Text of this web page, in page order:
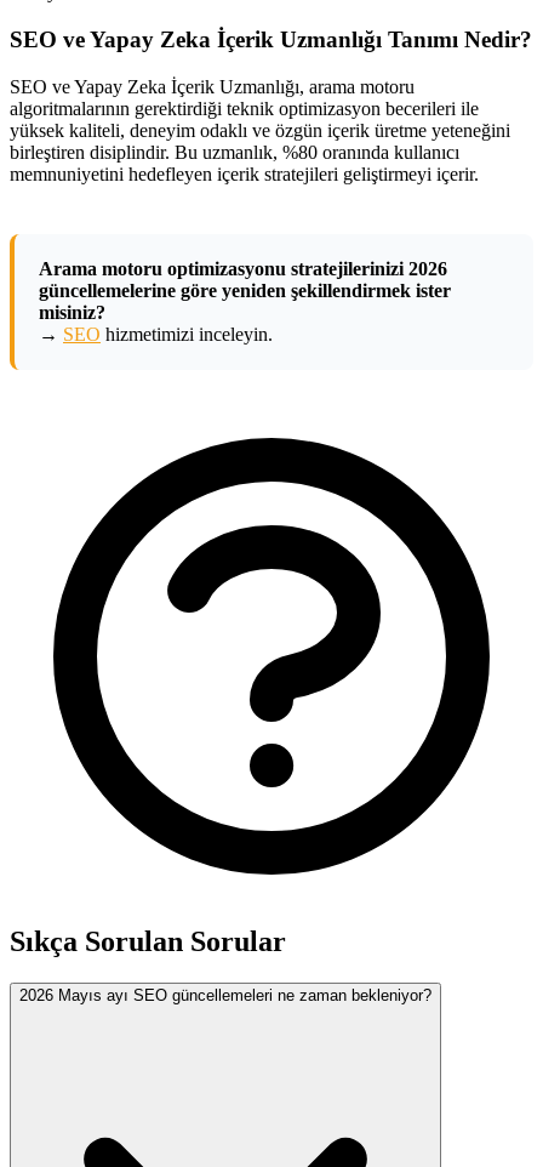
SEO ve Yapay Zeka İçerik Uzmanlığı Tanımı Nedir?
SEO ve Yapay Zeka İçerik Uzmanlığı, arama motoru
algoritmalarının gerektirdiği teknik optimizasyon becerileri ile
yüksek kaliteli, deneyim odaklı ve özgün içerik üretme yeteneğini
birleştiren disiplindir. Bu uzmanlık, %80 oranında kullanıcı
memnuniyetini hedefleyen içerik stratejileri geliştirmeyi içerir.
Arama motoru optimizasyonu stratejilerinizi 2026
güncellemelerine göre yeniden şekillendirmek ister
misiniz?
→ SEO hizmetimizi inceleyin.
Sıkça Sorulan Sorular
2026 Mayıs ayı SEO güncellemeleri ne zaman bekleniyor?